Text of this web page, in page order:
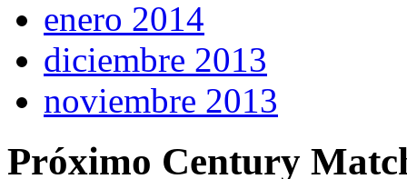
enero 2014
diciembre 2013
noviembre 2013
Próximo Century